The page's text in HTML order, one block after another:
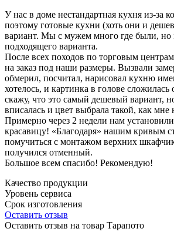
У нас в доме нестандартная кухня из-за
поэтому готовые кухни (хоть они и
вариант. Мы с мужем много где были, но
подходящего варианта.
После всех походов по торговым
на заказ под наши размеры. Вызвали
обмерил, посчитал, нарисовал кухню
хотелось, и картинка в голове сложилась
скажу, что это самый дешевый вариант,
вписалась и цвет выбрала такой, как мне
Примерно через 2 недели нам
красавицу! «Благодаря» нашим кривым
помучиться с монтажом верхних
получился отменный.
Большое всем спасибо! Рекомендую!
Качество продукции
Уровень сервиса
Срок изготовления
Оставить отзыв
Оставить отзыв на товар Тарапото